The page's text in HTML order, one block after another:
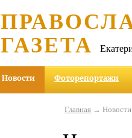
ГАЗЕТА
Новости Фоторепортажи
Главная → Новости